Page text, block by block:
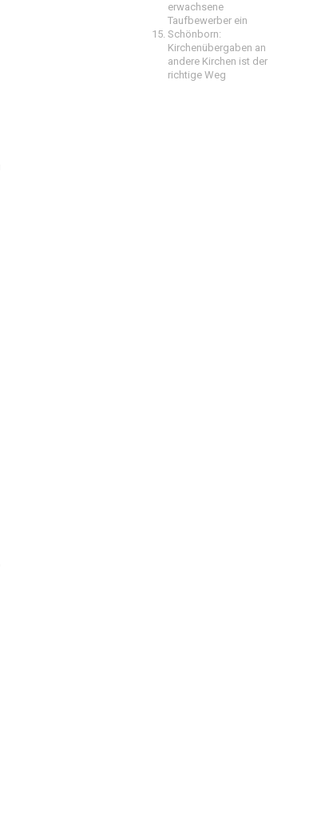
erwachsene
Taufbewerber ein
Schönborn:
Kirchenübergaben an
andere Kirchen ist der
richtige Weg